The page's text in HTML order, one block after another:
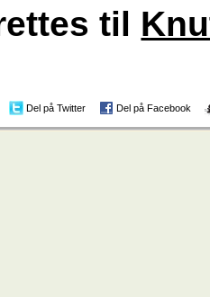
til
Del på Twitter Del på Facebook